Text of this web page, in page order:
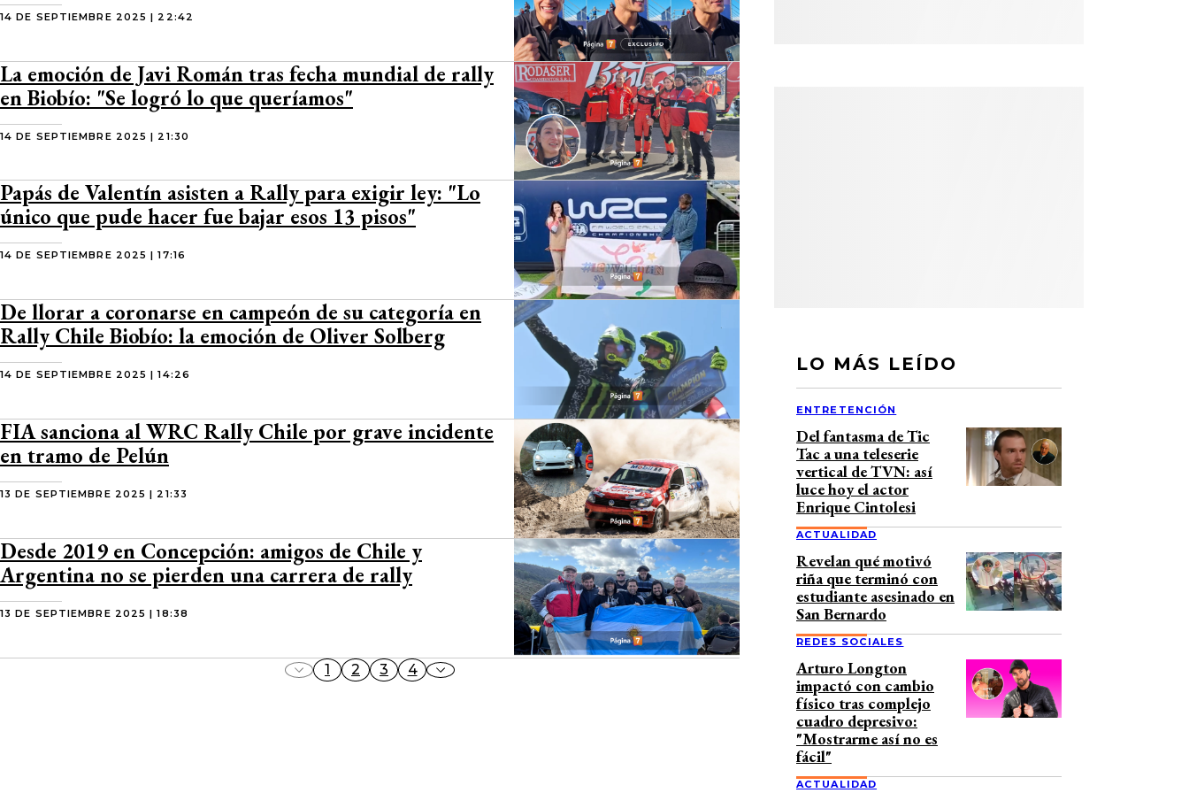
14 DE SEPTIEMBRE 2025 | 22:42
La emoción de Javi Román tras fecha mundial de rally
en Biobío: "Se logró lo que queríamos"
14 DE SEPTIEMBRE 2025 | 21:30
Papás de Valentín asisten a Rally para exigir ley: "Lo
único que pude hacer fue bajar esos 13 pisos"
14 DE SEPTIEMBRE 2025 | 17:16
De llorar a coronarse en campeón de su categoría en
Rally Chile Biobío: la emoción de Oliver Solberg
14 DE SEPTIEMBRE 2025 | 14:26
FIA sanciona al WRC Rally Chile por grave incidente
en tramo de Pelún
13 DE SEPTIEMBRE 2025 | 21:33
Desde 2019 en Concepción: amigos de Chile y
Argentina no se pierden una carrera de rally
13 DE SEPTIEMBRE 2025 | 18:38
1 2 3 4
LO MÁS LEÍDO
ENTRETENCIÓN
Del fantasma de Tic
Tac a una teleserie
vertical de TVN: así
luce hoy el actor
Enrique Cintolesi
ACTUALIDAD
Revelan qué motivó
riña que terminó con
estudiante asesinado en
San Bernardo
REDES SOCIALES
Arturo Longton
impactó con cambio
físico tras complejo
cuadro depresivo:
"Mostrarme así no es
fácil"
ACTUALIDAD